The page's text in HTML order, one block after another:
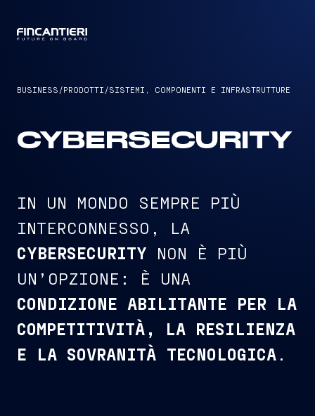
BUSINESS /PRODOTTI /SISTEMI, COMPONENTI E INFRASTRUTTURE
CYBERSECURITY
IN UN MONDO SEMPRE PIÙ
INTERCONNESSO, LA
CYBERSECURITY NON È PIÙ
UN’OPZIONE: È UNA
CONDIZIONE ABILITANTE PER LA
COMPETITIVITÀ, LA RESILIENZA
E LA SOVRANITÀ TECNOLOGICA .